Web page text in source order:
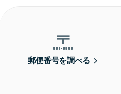
郵便番号を調べる